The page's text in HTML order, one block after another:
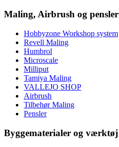
Maling, Airbrush og pensler
Hobbyzone Workshop system
Revell Maling
Humbrol
Microscale
Milliput
Tamiya Maling
VALLEJO SHOP
Airbrush
Tilbehør Maling
Pensler
Byggematerialer og værktøj